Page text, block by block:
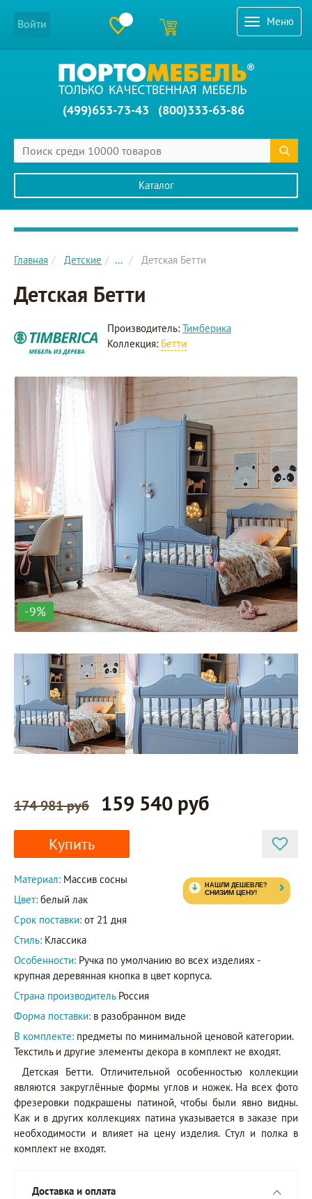
Меню
Войти
(499)653-73-43 (800)333-63-86
Каталог
Главное меню сайта
Главная Детские ... Детская Бетти
Детская Бетти
Производитель: Тимберика
Коллекция: Бетти
-9%
174 981 руб 159 540 руб
Купить
Материал: Массив сосны
Цвет: белый лак
Срок поставки: от 21 дня
Стиль: Классика
Особенности: Ручка по умолчанию во всех изделиях -
крупная деревянная кнопка в цвет корпуса.
Страна производитель Россия
Форма поставки: в разобранном виде
В комплекте: предметы по минимальной ценовой категории.
Текстиль и другие элементы декора в комплект не входят.
Детская Бетти. Отличительной особенностью коллекции
являются закруглённые формы углов и ножек. На всех фото
фрезеровки подкрашены патиной, чтобы были явно видны.
Как и в других коллекциях патина указывается в заказе при
необходимости и влияет на цену изделия. Стул и полка в
комплект не входят.
Доставка и оплата